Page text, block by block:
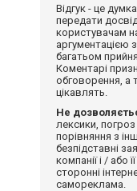
Відгук - це
передати
користувачам
аргументацією
багатьом
Коментарі
обговорення, а
цікавлять.
Не
лексики,
порівняння з
безпідставні
компанії і / або
сторонні
самореклама.